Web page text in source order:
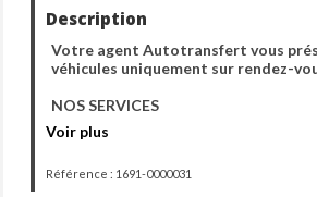
Description
Votre agent Autotransfert vous
véhicules uniquement sur rendez-
NOS SERVICES
- TOUT NOS VÉHICULES SONT
DANS TOUTE L'UNION EUROPÉENNE
Voir plus
Référence : 1691-0000031